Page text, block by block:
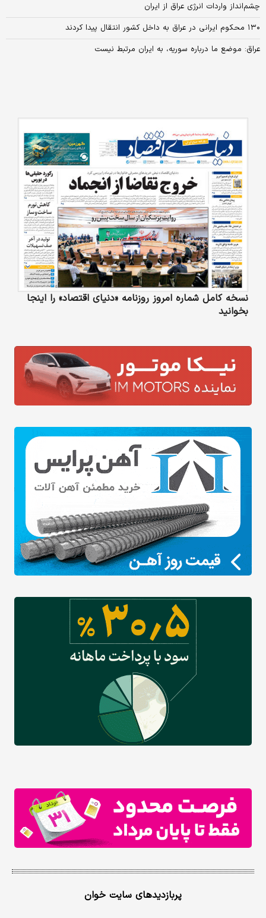
چشم‌انداز واردات انرژی عراق از ایران
۱۳۰ محکوم ایرانی در عراق به داخل کشور انتقال پیدا کردند
عراق: موضع ما درباره سوریه، به ایران مرتبط نیست
نسخه کامل شماره امروز روزنامه «دنیای‌ اقتصاد» را اینجا
بخوانید
پربازدیدهای سایت خوان